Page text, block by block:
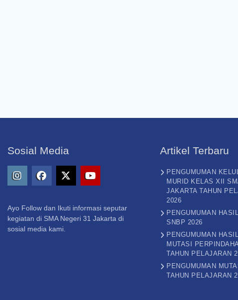
Sosial Media
Twitter
Ayo Follow dan Ikuti informasi seputar
kegiatan di SMA Negeri 31 Jakarta di
sosial media kami.
Artikel Terbaru
PENGUMUMAN
MURID KELAS XII
JAKARTA TAHUN
2026
PENGUMUMAN
SNBP 2026
PENGUMUMAN
MUTASI
TAHUN PELAJARAN
PENGUMUMAN
TAHUN PELAJARAN